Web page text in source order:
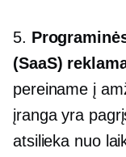
5.
(SaaS)
pereiname į
įranga yra
atsilieka nuo